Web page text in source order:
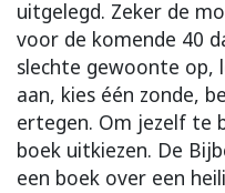
uitgelegd. Zeker de
voor de komende 40
slechte gewoonte op,
aan, kies één zonde,
ertegen. Om jezelf te
boek uitkiezen. De
een boek over een